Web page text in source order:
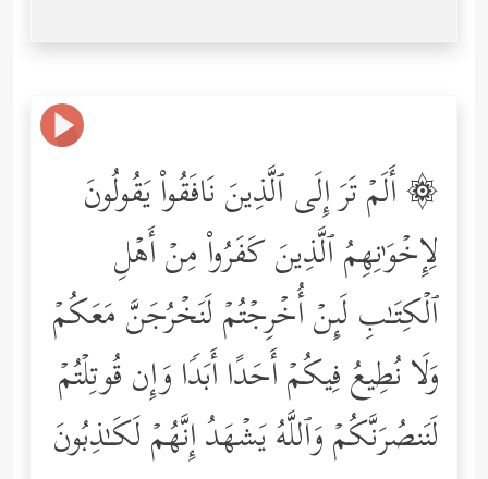
۞ أَلَمۡ تَرَ إِلَى ٱلَّذِینَ نَافَقُواْ یَقُولُونَ
لِإِخۡوَ ٰ⁠نِهِمُ ٱلَّذِینَ كَفَرُواْ مِنۡ أَهۡلِ
ٱلۡكِتَـٰبِ لَىِٕنۡ أُخۡرِجۡتُمۡ لَنَخۡرُجَنَّ مَعَكُمۡ
وَلَا نُطِیعُ فِیكُمۡ أَحَدًا أَبَدࣰا وَإِن قُوتِلۡتُمۡ
لَنَنصُرَنَّكُمۡ وَٱللَّهُ یَشۡهَدُ إِنَّهُمۡ لَكَـٰذِبُونَ